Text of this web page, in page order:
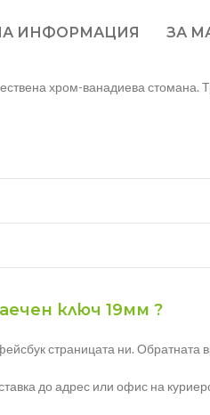
ИНФОРМАЦИЯ ЗА
хром-ванадиева стомана.
ключ 19мм ?
страницата ни. Обратната
до адрес или офис на